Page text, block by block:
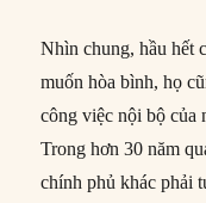
Nhìn chung, hầu hết
muốn hòa bình, họ
công việc nội bộ của
Trong hơn 30 năm
chính phủ khác phải